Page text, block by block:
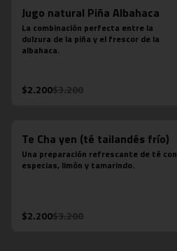
Jugo natural Piña Albahaca
La combinación perfecta entre la
dulzura de la piña y el frescor de la
albahaca.
$2.200$3.200
Te Cha yen (té tailandés frío)
Una preparación refrescante de té con
especias, limón y tamarindo.
$2.200$3.200